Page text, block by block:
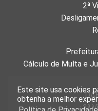
Este site usa cookies
obtenha a melhor
2ª
Cálculo de Multa e
2ª